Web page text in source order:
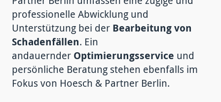
professionelle Abwicklung und
Unterstützung bei der Bearbeitung von
Schadenfällen. Ein
andauernder Optimierungsservice und
persönliche Beratungstehen ebenfalls im
Fokus von Hoesch & Partner Berlin.